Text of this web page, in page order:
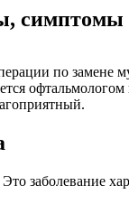
симптомы
по
Это заболевание